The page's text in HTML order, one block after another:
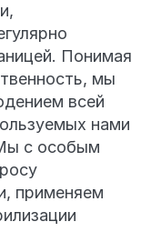
Понимая
мы
всей
нами
с особым
применяем